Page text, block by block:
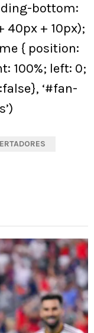
bottom:
40px + 10px);
{ position:
100%; left: 0;
‘#fan-